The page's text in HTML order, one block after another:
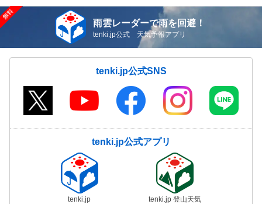
雨雲レーダーで雨を回避！
tenki.jp公式 天気予報アプリ
tenki.jp公式SNS
tenki.jp公式アプリ
tenki.jp tenki.jp 登山天気